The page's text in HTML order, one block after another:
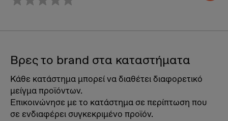
Βρες το brand στα καταστήματα
Κάθε κατάστημα μπορεί να διαθέτει διαφορετικό
μείγμα προϊόντων.
Επικοινώνησε με το κατάστημα σε περίπτωση που
σε ενδιαφέρει συγκεκριμένο προϊόν.